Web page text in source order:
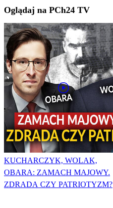
Oglądaj na PCh24 TV
KUCHARCZYK, WOLAK,
OBARA: ZAMACH MAJOWY.
ZDRADA CZY PATRIOTYZM?